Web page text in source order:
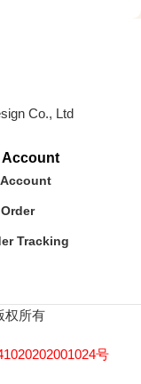
Co., Ltd
Account
Tracking
权所有
号